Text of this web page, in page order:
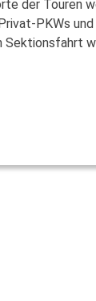
der Touren
PKWs und
Sektionsfahrt